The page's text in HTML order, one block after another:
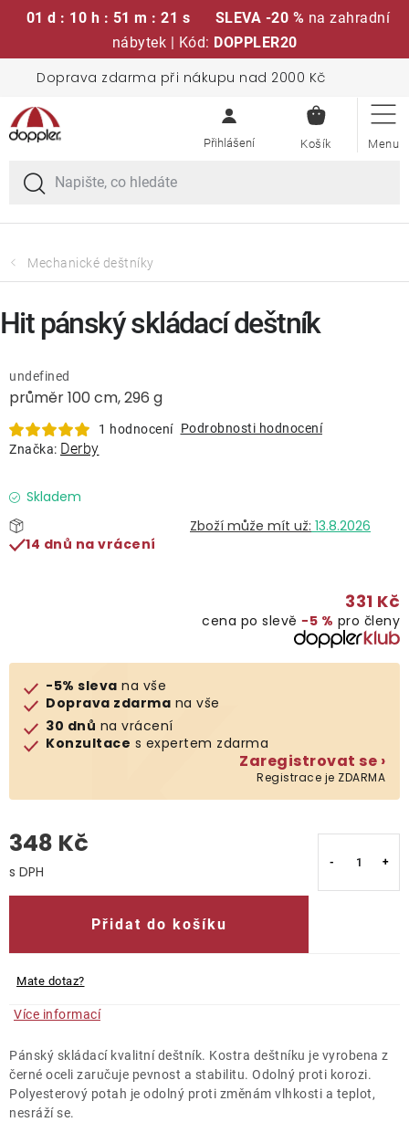
01 d : 10 h : 51 m : 21 s SLEVA -20 % na zahradní
nábytek | Kód: DOPPLER20
obsah
Doprava zdarma při nákupu nad 2000 Kč
KOŠÍK
Sedací soupravy
Slunečníky
Křesla a židle
Prodávané značky
Klub výhod
Naše katalogy
O nás
Kontakty
Mechanické deštníky
průměr 100 cm, 296 g
undefined
1 hodnocení Podrobnosti hodnocení
Značka: Derby
Skladem
13.8.2026
14 dnů na vrácení
331 Kč
cena po slevě −5 % pro členy
-5% sleva na vše
Doprava zdarma na vše
30 dnů na vrácení
Konzultace s expertem zdarma
Zaregistrovat se ›
Registrace je ZDARMA
348 Kč
Přidat do košíku
Mate dotaz?
Více informací
Pánský skládací kvalitní deštník. Kostra deštníku je vyrobena z
černé oceli zaručuje pevnost a stabilitu. Odolný proti korozi.
Polyesterový potah je odolný proti změnám vlhkosti a teplot,
nesráží se.
Hit pánský skládací deštník